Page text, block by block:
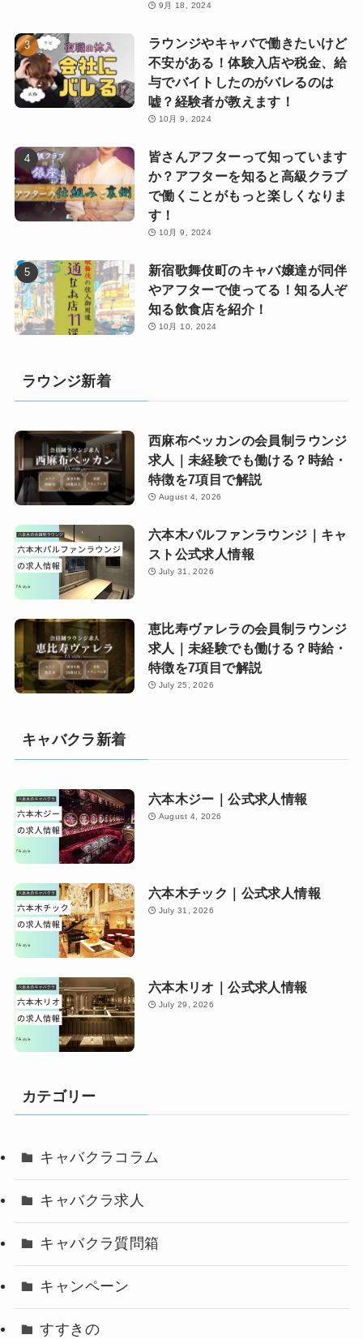
9月 18, 2024
ラウンジやキャバで働きたいけど
不安がある！体験入店や税金、給
与でバイトしたのがバレるのは
嘘？経験者が教えます！
10月 9, 2024
皆さんアフターって知っています
か？アフターを知ると高級クラブ
で働くことがもっと楽しくなりま
す！
10月 9, 2024
新宿歌舞伎町のキャバ嬢達が同伴
やアフターで使ってる！知る人ぞ
知る飲食店を紹介！
10月 10, 2024
ラウンジ新着
西麻布ベッカンの会員制ラウンジ
求人｜未経験でも働ける？時給・
特徴を7項目で解説
August 4, 2026
六本木パルファンラウンジ｜キャ
スト公式求人情報
July 31, 2026
恵比寿ヴァレラの会員制ラウンジ
求人｜未経験でも働ける？時給・
特徴を7項目で解説
July 25, 2026
キャバクラ新着
六本木ジー｜公式求人情報
August 4, 2026
六本木チック｜公式求人情報
July 31, 2026
六本木リオ｜公式求人情報
July 29, 2026
カテゴリー
キャバクラコラム
キャバクラ求人
キャバクラ質問箱
キャンペーン
すすきの